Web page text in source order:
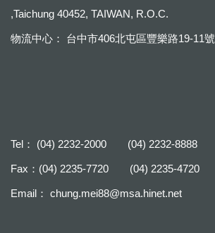
,Taichung 40452, TAIWAN, R.O.C.
物流中心： 台中市406北屯區豐樂路19-11號
Tel： (04) 2232-2000 (04) 2232-8888
Fax：(04) 2235-7720 (04) 2235-4720
Email： chung.mei88@msa.hinet.net